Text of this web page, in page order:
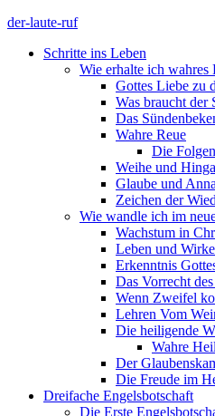
der-laute-ruf
Schritte ins Leben
Wie erhalte ich wahres
Gottes Liebe zu
Was braucht der
Das
Wahre Reue
Die
Weihe und
Glaube und
Zeichen der
Wie wandle ich im
Wachstum in
Leben und
Erkenntnis
Das Vorrecht
Wenn Zweifel
Lehren Vom
Die heiligende
Wahre
Der
Die Freude im
Dreifache Engelsbotschaft
Die Erste